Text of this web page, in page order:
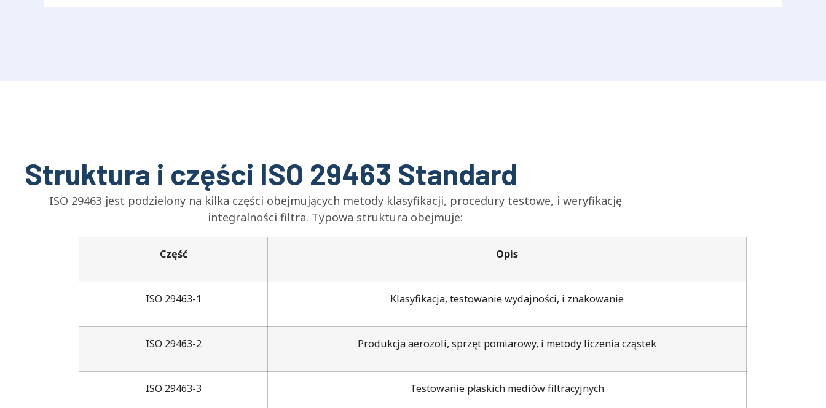
Struktura i części ISO 29463 Standard
ISO 29463 jest podzielony na kilka części obejmujących metody klasyfikacji, procedury testowe, i weryfikację
integralności filtra. Typowa struktura obejmuje:
Część Opis
ISO 29463-1 Klasyfikacja, testowanie wydajności, i znakowanie
ISO 29463-2 Produkcja aerozoli, sprzęt pomiarowy, i metody liczenia cząstek
ISO 29463-3 Testowanie płaskich mediów filtracyjnych